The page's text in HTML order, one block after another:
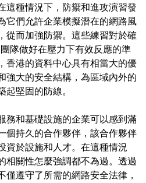
這種情況下，防禦和進攻演習發
它們允許企業模擬潛在的網路風
從而加強防禦。這些練習對於確
隊做好在壓力下有效反應的準
香港的資料中心具有相當大的優
強大的安全結構，為區域內外的
堅固的防線。
務和基礎設施的企業可以感到滿
個持久的合作夥伴，該合作夥伴
資於設施和人才。在這種情況
相關性怎麼強調都不為過。透過
僅遵守了所需的網路安全法律，